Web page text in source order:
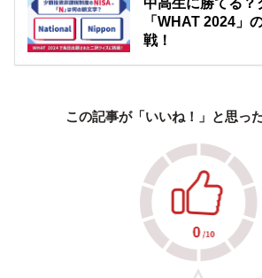
「WHAT 2024」
戦！
この記事が「いいね！」と思っ